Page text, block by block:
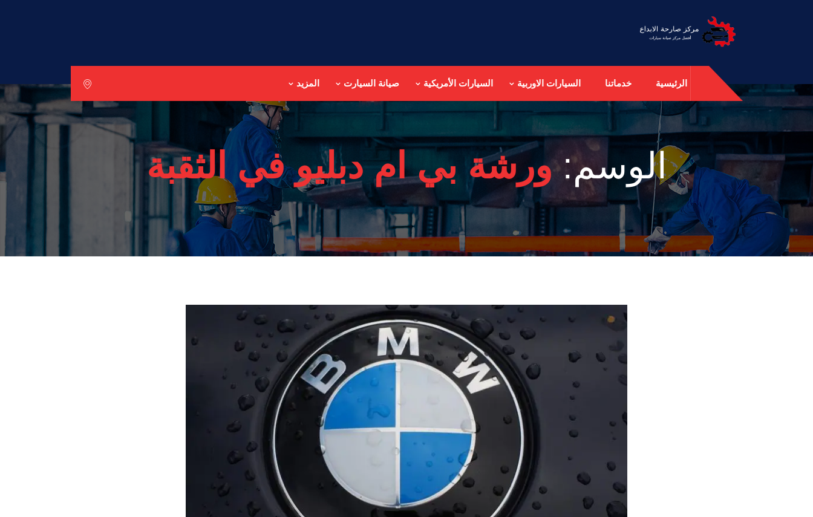
الرئيسية خدماتنا السيارات الاوربية السيارات الأمريكية صيانة السيارت المزيد
الوسم:ورشة بي ام دبليو في الثقبة